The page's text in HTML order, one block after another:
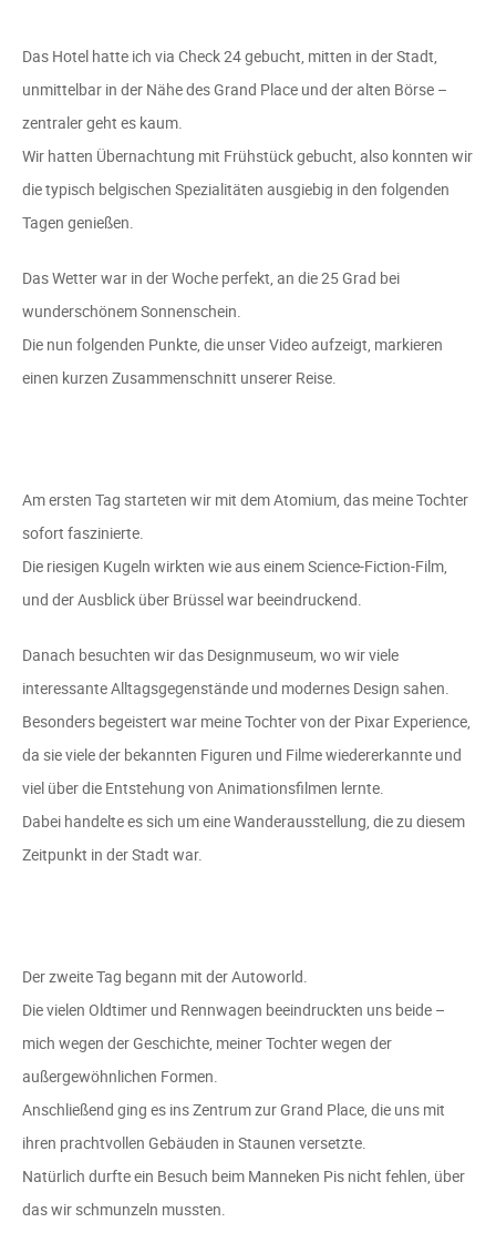
Das Hotel hatte ich via Check 24 gebucht, mitten in der Stadt,
unmittelbar in der Nähe des Grand Place und der alten Börse –
zentraler geht es kaum.
Wir hatten Übernachtung mit Frühstück gebucht, also konnten wir
die typisch belgischen Spezialitäten ausgiebig in den folgenden
Tagen genießen.
Das Wetter war in der Woche perfekt, an die 25 Grad bei
wunderschönem Sonnenschein.
Die nun folgenden Punkte, die unser Video aufzeigt, markieren
einen kurzen Zusammenschnitt unserer Reise.
Am ersten Tag starteten wir mit dem Atomium, das meine Tochter
sofort faszinierte.
Die riesigen Kugeln wirkten wie aus einem Science-Fiction-Film,
und der Ausblick über Brüssel war beeindruckend.
Danach besuchten wir das Designmuseum, wo wir viele
interessante Alltagsgegenstände und modernes Design sahen.
Besonders begeistert war meine Tochter von der Pixar Experience,
da sie viele der bekannten Figuren und Filme wiedererkannte und
viel über die Entstehung von Animationsfilmen lernte.
Dabei handelte es sich um eine Wanderausstellung, die zu diesem
Zeitpunkt in der Stadt war.
Der zweite Tag begann mit der Autoworld.
Die vielen Oldtimer und Rennwagen beeindruckten uns beide –
mich wegen der Geschichte, meiner Tochter wegen der
außergewöhnlichen Formen.
Anschließend ging es ins Zentrum zur Grand Place, die uns mit
ihren prachtvollen Gebäuden in Staunen versetzte.
Natürlich durfte ein Besuch beim Manneken Pis nicht fehlen, über
das wir schmunzeln mussten.